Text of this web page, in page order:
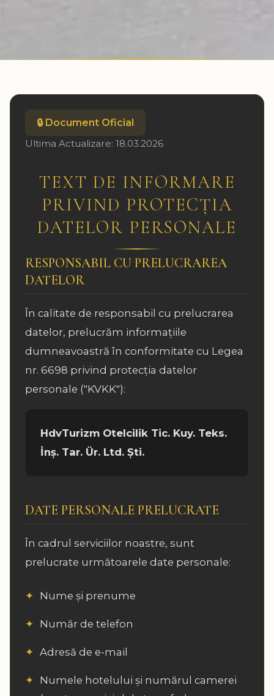
🔒 Document Oficial
Ultima Actualizare: 18.03.2026
TEXT DE INFORMARE
PRIVIND PROTECȚIA
DATELOR PERSONALE
RESPONSABIL CU PRELUCRAREA
DATELOR
În calitate de responsabil cu prelucrarea
datelor, prelucrăm informațiile
dumneavoastră în conformitate cu Legea
nr. 6698 privind protecția datelor
personale ("KVKK"):
HdvTurizm Otelcilik Tic. Kuy. Teks.
İnş. Tar. Ür. Ltd. Şti.
DATE PERSONALE PRELUCRATE
În cadrul serviciilor noastre, sunt
prelucrate următoarele date personale:
Nume și prenume
Număr de telefon
Adresă de e-mail
Numele hotelului și numărul camerei